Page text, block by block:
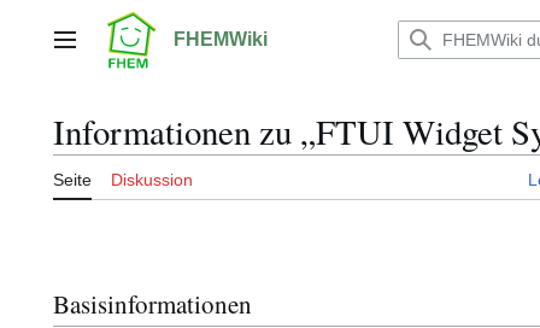
springenHauptmenü FHEMWiki
Informationen zu „FTUI Widget
Seite Diskussion
Basisinformationen